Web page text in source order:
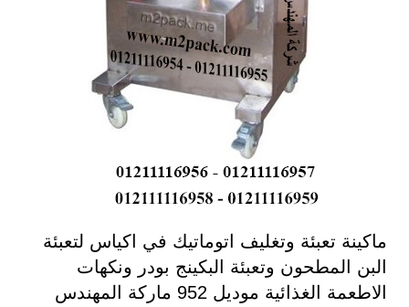
ماكينة تعبئة وتغليف اتوماتيك في اكياس لتعبئة
البن المطحون وتعبئة البكينج بودر ونكهات
الاطعمة الغذائية موديل 952 ماركة المهندس